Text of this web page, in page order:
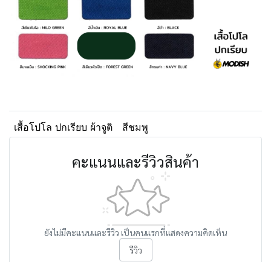
เสื้อโปโล ปกเรียบ ผ้าจูติ สีชมพู
คะแนนและรีวิวสินค้า
ยังไม่มีคะแนนและรีวิว เป็นคนแรกที่แสดงความคิดเห็น
รีวิว